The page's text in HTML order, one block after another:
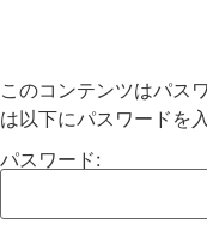
このコンテンツはパス
は以下にパスワードを
パスワード: